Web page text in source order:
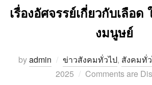
เรื่องอัศจรรย์เกี่ยวกับเลือด
งมนูษย์
byadmin ข่าวสังคมทั่วไป, สังคมทั่
2025
Comments are